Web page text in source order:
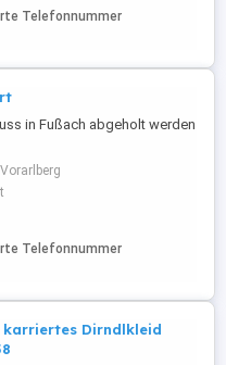
Telefonnummer
in Fußach abgeholt werden
Telefonnummer
karriertes Dirndlkleid